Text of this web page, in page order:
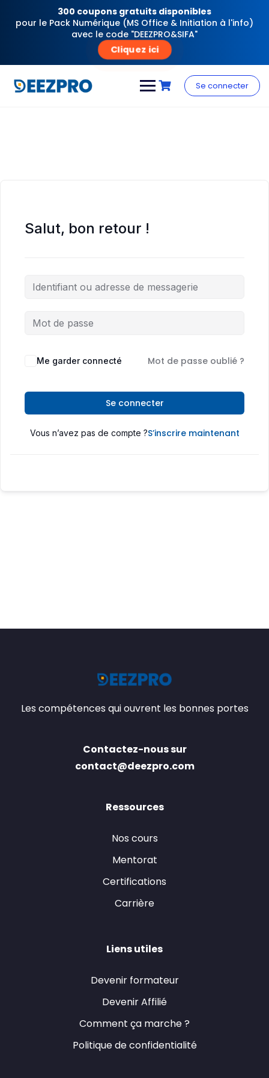
300 coupons gratuits disponibles
pour le Pack Numérique (MS Office & Initiation à l'info)
avec le code "DEEZPRO&SIFA"
Cliquez ici
content
Se connecter
Salut, bon retour !
Me garder connecté Mot de passe oublié ?
Se connecter
Vous n’avez pas de compte ?S’inscrire maintenant
Les compétences qui ouvrent les bonnes portes
Contactez-nous sur
contact@deezpro.com
Ressources
Nos cours
Mentorat
Certifications
Carrière
Liens utiles
Devenir formateur
Devenir Affilié
Comment ça marche ?
Politique de confidentialité